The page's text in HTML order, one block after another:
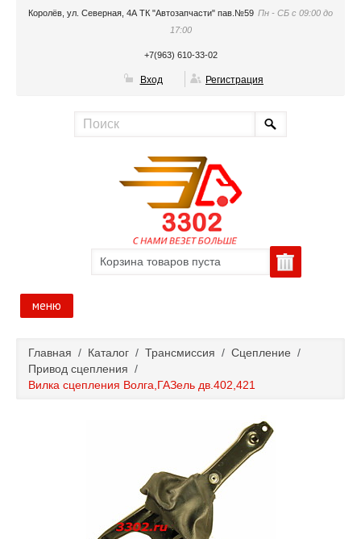
Королёв, ул. Северная, 4А ТК "Автозапчасти" пав.№59 Пн - СБ с 09:00 до
17:00
+7(963) 610-33-02
Вход Регистрация
Корзина товаров пуста
меню
Каталог
Главная / Каталог / Трансмиссия / Сцепление /
Привод сцепления /
Вилка сцепления Волга,ГАЗель дв.402,421